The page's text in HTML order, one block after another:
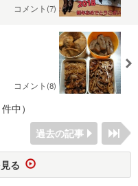
コメント(7)
コメント(8)
中）
過去の記事
る